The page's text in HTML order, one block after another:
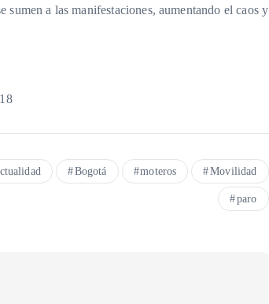
a las manifestaciones, aumentando el caos y
Bogotá moteros Movilidad
paro